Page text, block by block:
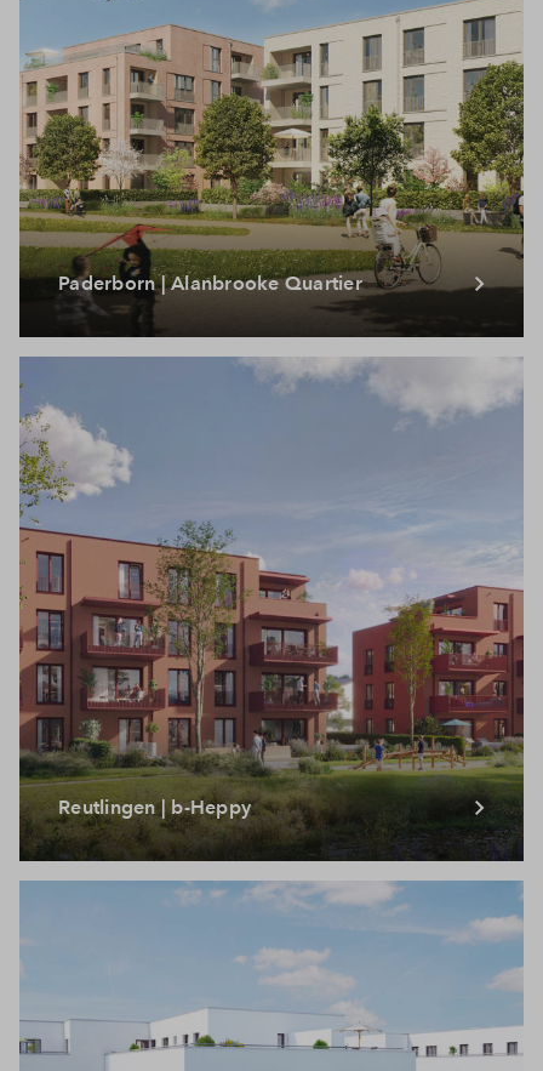
Paderborn | Alanbrooke Quartier
Reutlingen | b-Heppy